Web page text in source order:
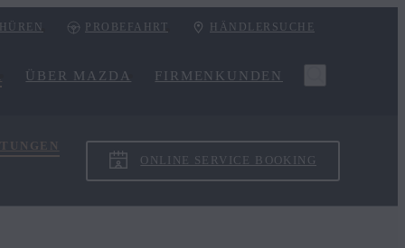
PROBEFAHRT HÄNDLERSUCHE
ÜBER MAZDA FIRMENKUNDEN
ONLINE SERVICE BOOKING